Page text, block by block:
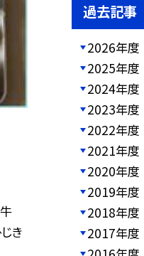
き
過去記事
2026年度
2025年度
2024年度
2023年度
2022年度
2021年度
2020年度
2019年度
2018年度
2017年度